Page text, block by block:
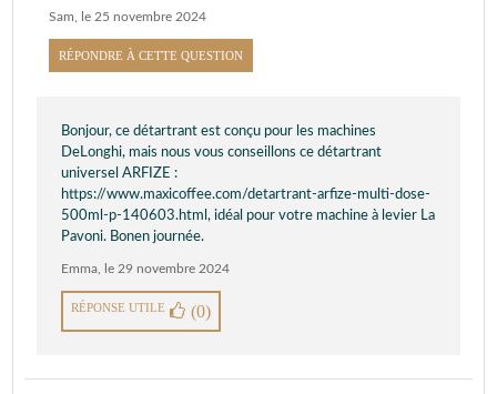
Sam, le 25 novembre 2024
RÉPONDRE À CETTE QUESTION
Bonjour, ce détartrant est conçu pour les machines
DeLonghi, mais nous vous conseillons ce détartrant
universel ARFIZE :
https://www.maxicoffee.com/detartrant-arfize-multi-dose-
500ml-p-140603.html, idéal pour votre machine à levier La
Pavoni. Bonen journée.
Emma, le 29 novembre 2024
RÉPONSE UTILE (0)